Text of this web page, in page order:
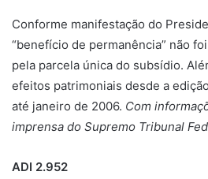
Conforme manifestação do
“benefício de permanência” não
pela parcela única do subsídio.
efeitos patrimoniais desde a
até janeiro de 2006. Com
imprensa do Supremo Tribunal
ADI 2.952